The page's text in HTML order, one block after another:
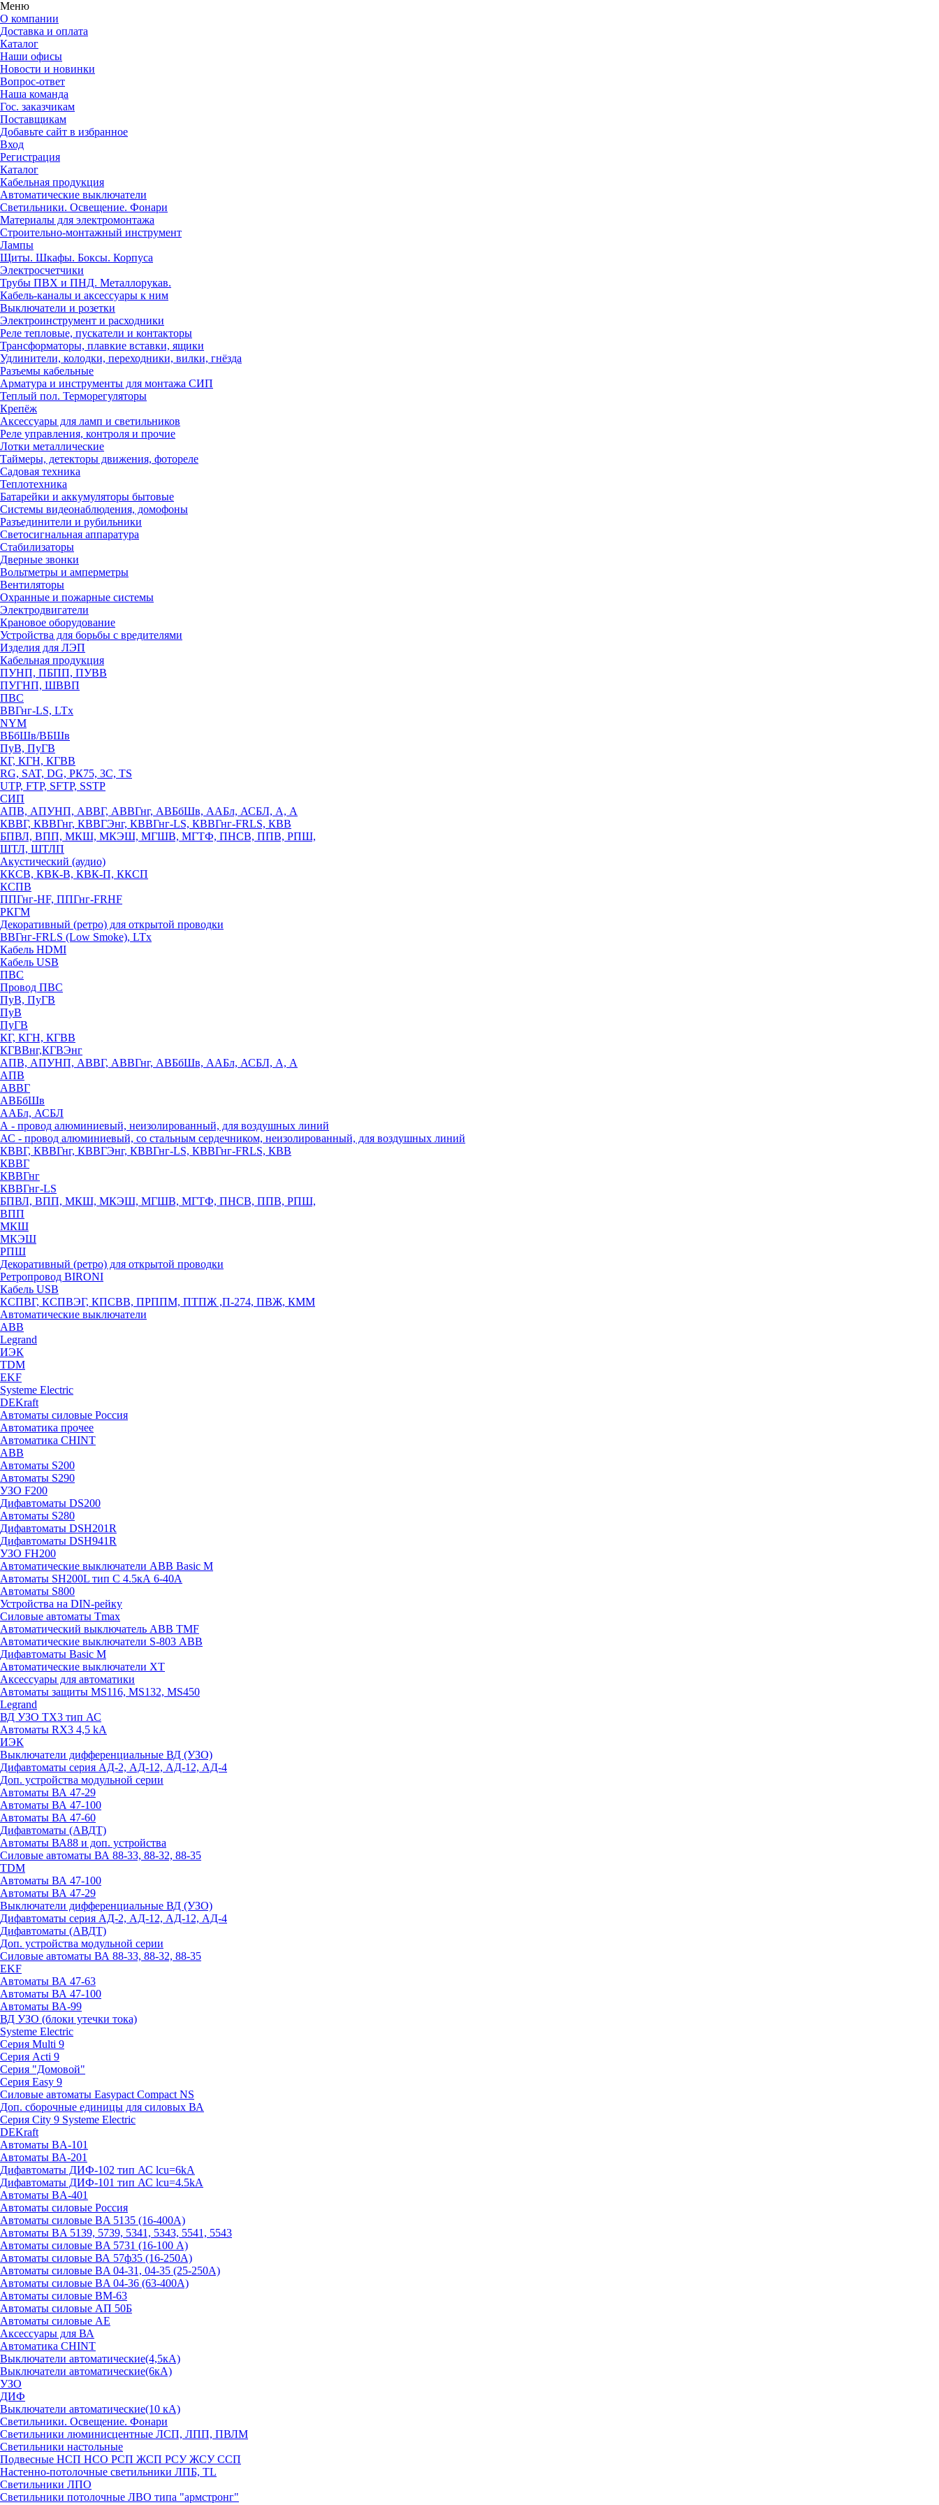
Меню
О компании
Доставка и оплата
Каталог
Наши офисы
Новости и новинки
Вопрос-ответ
Наша команда
Гос. заказчикам
Поставщикам
Добавьте сайт в избранное
Вход
Регистрация
Каталог
Кабельная продукция
Автоматические выключатели
Светильники. Освещение. Фонари
Материалы для электромонтажа
Строительно-монтажный инструмент
Лампы
Щиты. Шкафы. Боксы. Корпуса
Электросчетчики
Трубы ПВХ и ПНД. Металлорукав.
Кабель-каналы и аксессуары к ним
Выключатели и розетки
Электроинструмент и расходники
Реле тепловые, пускатели и контакторы
Трансформаторы, плавкие вставки, ящики
Удлинители, колодки, переходники, вилки, гнёзда
Разъемы кабельные
Арматура и инструменты для монтажа СИП
Теплый пол. Терморегуляторы
Крепёж
Аксессуары для ламп и светильников
Реле управления, контроля и прочие
Лотки металлические
Таймеры, детекторы движения, фотореле
Садовая техника
Теплотехника
Батарейки и аккумуляторы бытовые
Системы видеонаблюдения, домофоны
Разъединители и рубильники
Светосигнальная аппаратура
Стабилизаторы
Дверные звонки
Вольтметры и амперметры
Вентиляторы
Охранные и пожарные системы
Электродвигатели
Крановое оборудование
Устройства для борьбы с вредителями
Изделия для ЛЭП
Кабельная продукция
ПУНП, ПБПП, ПУВВ
ПУГНП, ШВВП
ПВС
ВВГнг-LS, LTx
NYM
ВБбШв/ВБШв
ПуВ, ПуГВ
КГ, КГН, КГВВ
RG, SAT, DG, РК75, 3С, TS
UTP, FTP, SFTP, SSTP
СИП
АПВ, АПУНП, АВВГ, АВВГнг, АВБбШв, ААБл, АСБЛ, А, А
КВВГ, КВВГнг, КВВГЭнг, КВВГнг-LS, КВВГнг-FRLS, КВВ
БПВЛ, ВПП, МКШ, МКЭШ, МГШВ, МГТФ, ПНСВ, ППВ, РПШ,
ШТЛ, ШТЛП
Акустический (аудио)
ККСВ, КВК-В, КВК-П, ККСП
КСПВ
ППГнг-HF, ППГнг-FRHF
РКГМ
Декоративный (ретро) для открытой проводки
ВВГнг-FRLS (Low Smoke), LTx
Кабель HDMI
Кабель USB
ПВС
Провод ПВС
ПуВ, ПуГВ
ПуВ
ПуГВ
КГ, КГН, КГВВ
КГВВнг,КГВЭнг
АПВ, АПУНП, АВВГ, АВВГнг, АВБбШв, ААБл, АСБЛ, А, А
АПВ
АВВГ
АВБбШв
ААБл, АСБЛ
А - провод алюминиевый, неизолированный, для воздушных линий
АС - провод алюминиевый, со стальным сердечником, неизолированный, для воздушных линий
КВВГ, КВВГнг, КВВГЭнг, КВВГнг-LS, КВВГнг-FRLS, КВВ
КВВГ
КВВГнг
КВВГнг-LS
БПВЛ, ВПП, МКШ, МКЭШ, МГШВ, МГТФ, ПНСВ, ППВ, РПШ,
ВПП
МКШ
МКЭШ
РПШ
Декоративный (ретро) для открытой проводки
Ретропровод BIRONI
Кабель USB
КСПВГ, КСПВЭГ, КПСВВ, ПРППМ, ПТПЖ ,П-274, ПВЖ, КММ
Автоматические выключатели
ABB
Legrand
ИЭК
TDM
EKF
Systeme Electric
DEKraft
Автоматы силовые Россия
Автоматика прочее
Автоматика CHINT
ABB
Автоматы S200
Автоматы S290
УЗО F200
Дифавтоматы DS200
Автоматы S280
Дифавтоматы DSH201R
Дифавтоматы DSH941R
УЗО FH200
Автоматические выключатели ABB Basic M
Автоматы SH200L тип С 4.5кА 6-40А
Автоматы S800
Устройства на DIN-рейку
Силовые автоматы Tmax
Автоматический выключатель ABB TMF
Автоматические выключатели S-803 АВВ
Дифавтоматы Basic M
Автоматические выключатели XT
Аксессуары для автоматики
Автоматы защиты MS116, MS132, MS450
Legrand
ВД УЗО TX3 тип АС
Автоматы RX3 4,5 kA
ИЭК
Выключатели дифференциальные ВД (УЗО)
Дифавтоматы серия АД-2, АД-12, АД-12, АД-4
Доп. устройства модульной серии
Автоматы ВА 47-29
Автоматы ВА 47-100
Автоматы ВА 47-60
Дифавтоматы (АВДТ)
Автоматы ВА88 и доп. устройства
Силовые автоматы ВА 88-33, 88-32, 88-35
TDM
Автоматы ВА 47-100
Автоматы ВА 47-29
Выключатели дифференциальные ВД (УЗО)
Дифавтоматы серия АД-2, АД-12, АД-12, АД-4
Дифавтоматы (АВДТ)
Доп. устройства модульной серии
Силовые автоматы ВА 88-33, 88-32, 88-35
EKF
Автоматы ВА 47-63
Автоматы ВА 47-100
Автоматы ВА-99
ВД УЗО (блоки утечки тока)
Systeme Electric
Серия Multi 9
Серия Acti 9
Серия "Домовой"
Серия Easy 9
Силовые автоматы Easypact Compact NS
Доп. сборочные единицы для силовых ВА
Серия City 9 Systeme Electric
DEKraft
Автоматы BA-101
Автоматы ВА-201
Дифавтоматы ДИФ-102 тип АС lcu=6kA
Дифавтоматы ДИФ-101 тип АС lcu=4.5kA
Автоматы BA-401
Автоматы силовые Россия
Автоматы силовые BA 5135 (16-400А)
Автоматы BA 5139, 5739, 5341, 5343, 5541, 5543
Автоматы силовые BA 5731 (16-100 А)
Автоматы силовые ВА 57ф35 (16-250А)
Автоматы силовые BA 04-31, 04-35 (25-250А)
Автоматы силовые BA 04-36 (63-400А)
Автоматы силовые ВМ-63
Автоматы силовые АП 50Б
Автоматы силовые АЕ
Аксессуары для ВА
Автоматика CHINT
Выключатели автоматические(4,5кА)
Выключатели автоматические(6кА)
УЗО
ДИФ
Выключатели автоматические(10 кА)
Светильники. Освещение. Фонари
Светильники люминисцентные ЛСП, ЛПП, ПВЛМ
Светильники настольные
Подвесные НСП НСО РСП ЖСП РСУ ЖСУ ССП
Настенно-потолочные светильники ЛПБ, TL
Светильники ЛПО
Светильники потолочные ЛВО типа "армстронг"